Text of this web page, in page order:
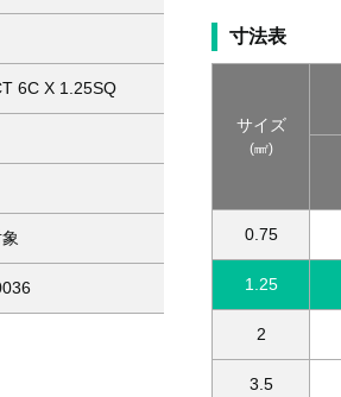
6C X 1.25SQ
寸法表
サイズ
(㎟)
0.75
1.25
2
3.5